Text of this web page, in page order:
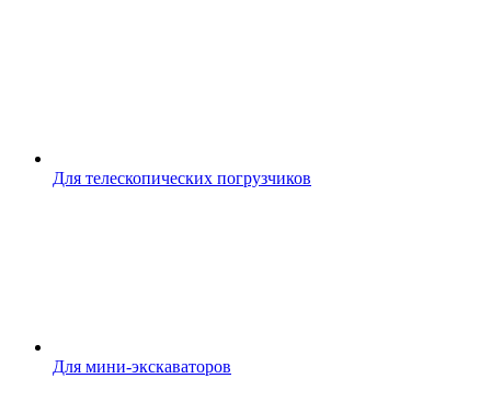
Для телескопических погрузчиков
Для мини-экскаваторов